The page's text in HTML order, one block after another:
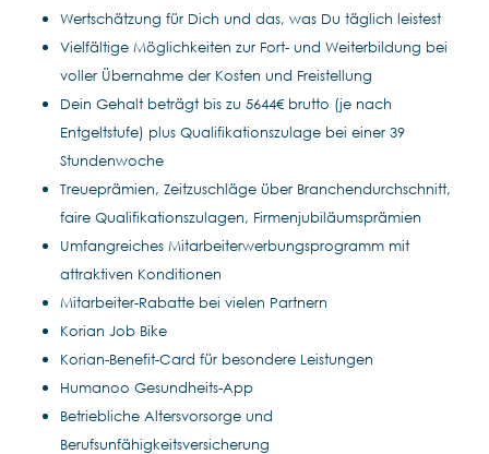
Wertschätzung für Dich und das, was Du täglich leistest
Vielfältige Möglichkeiten zur Fort- und Weiterbildung bei
voller Übernahme der Kosten und Freistellung
Dein Gehalt beträgt bis zu 5644€ brutto (je nach
Entgeltstufe) plus Qualifikationszulage bei einer 39
Stundenwoche
Treueprämien, Zeitzuschläge über Branchendurchschnitt,
faire Qualifikationszulagen, Firmenjubiläumsprämien
Umfangreiches Mitarbeiterwerbungsprogramm mit
attraktiven Konditionen
Mitarbeiter-Rabatte bei vielen Partnern
Korian Job Bike
Korian-Benefit-Card für besondere Leistungen
Humanoo Gesundheits-App
Betriebliche Altersvorsorge und
Berufsunfähigkeitsversicherung